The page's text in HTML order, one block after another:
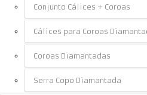
Conjunto Cálices + Coroas
Cálices para Coroas
Coroas Diamantadas
Serra Copo Diamantada